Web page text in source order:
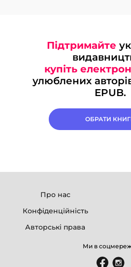
Підтримайте
купіть
улюблених
EPUB.
ОБРАТИ
Про нас
Конфіденційність
Авторські права
Ми в